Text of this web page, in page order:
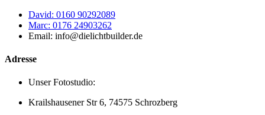
David: 0160 90292089
Marc: 0176 24903262
Email: info@dielichtbuilder.de
Adresse
Unser Fotostudio:
Krailshausener Str 6, 74575 Schrozberg